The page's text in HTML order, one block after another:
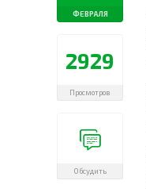
ФЕВРАЛЯ
2929
Просмотров
Обсудить